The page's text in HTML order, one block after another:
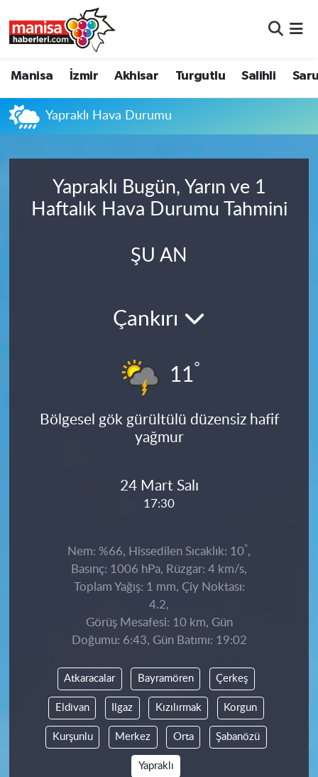
Manisa İzmir Akhisar Turgutlu Salihli
Yapraklı Hava Durumu
Yapraklı Bugün, Yarın ve 1
Haftalık Hava Durumu Tahmini
ŞU AN
Çankırı
11°
Bölgesel gök gürültülü düzensiz hafif
yağmur
24 Mart Salı
17:30
Nem: %66, Hissedilen Sıcaklık: 10°,
Basınç: 1006 hPa, Rüzgar: 4 km/s,
Toplam Yağış: 1 mm, Çiy Noktası:
4.2,
Görüş Mesafesi: 10 km, Gün
Doğumu: 6:43, Gün Batımı: 19:02
Atkaracalar Bayramören Çerkeş
Eldivan Ilgaz Kızılırmak Korgun
Kurşunlu Merkez Orta Şabanözü
Yapraklı
Akhisar
Turgutlu
Salihli
Manisa Nöbetçi Eczaneler
Manisa Namaz Vakitleri
Manisa Trafik Yoğunluk Haritası
Süper Lig Puan Durumu ve Fikstür